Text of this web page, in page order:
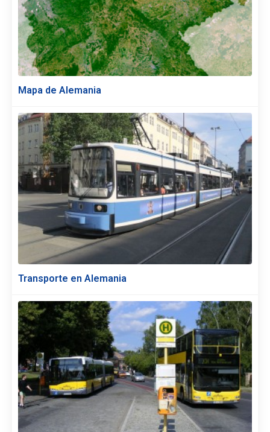
Mapa de Alemania
Transporte en Alemania